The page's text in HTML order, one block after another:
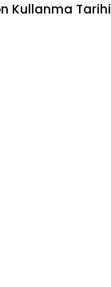
Kullanma Tarihi